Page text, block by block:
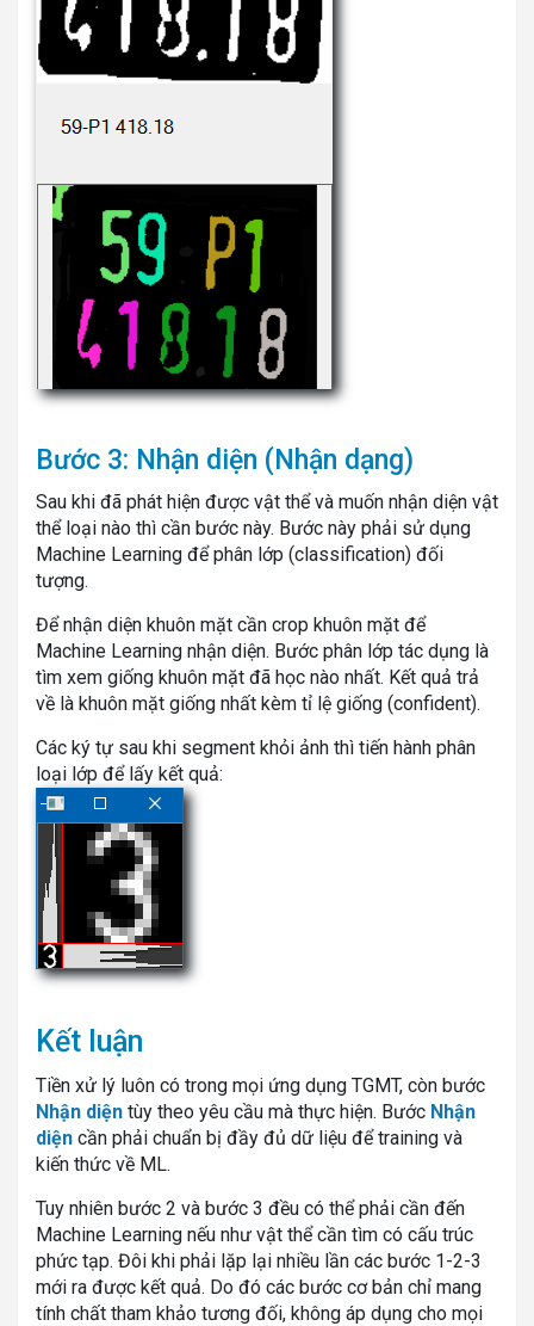
Bước 3: Nhận diện (Nhận dạng)
Sau khi đã phát hiện được vật thể và muốn nhận diện vật
thể loại nào thì cần bước này. Bước này phải sử dụng
Machine Learning để phân lớp (classification) đối
tượng.
Để nhận diện khuôn mặt cần crop khuôn mặt để
Machine Learning nhận diện. Bước phân lớp tác dụng là
tìm xem giống khuôn mặt đã học nào nhất. Kết quả trả
về là khuôn mặt giống nhất kèm tỉ lệ giống (confident).
Các ký tự sau khi segment khỏi ảnh thì tiến hành phân
loại lớp để lấy kết quả:
Kết luận
Tiền xử lý luôn có trong mọi ứng dụng TGMT, còn bước
Nhận diện tùy theo yêu cầu mà thực hiện. Bước Nhận
diện cần phải chuẩn bị đầy đủ dữ liệu để training và
kiến thức về ML.
Tuy nhiên bước 2 và bước 3 đều có thể phải cần đến
Machine Learning nếu như vật thể cần tìm có cấu trúc
phức tạp. Đôi khi phải lặp lại nhiều lần các bước 1-2-3
mới ra được kết quả. Do đó các bước cơ bản chỉ mang
tính chất tham khảo tương đối, không áp dụng cho mọi